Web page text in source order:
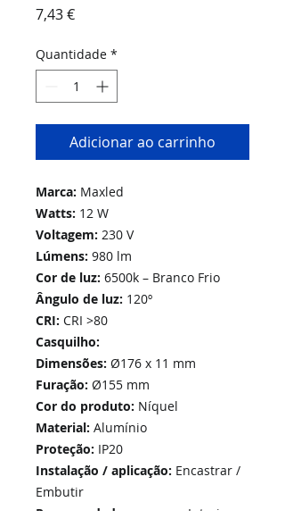
7,43 €Preço
Quantidade *
Adicionar ao carrinho
Marca: Maxled
Watts: 12 W
Voltagem: 230 V
Lúmens: 980 lm
Cor de luz: 6500k – Branco Frio
Ângulo de luz: 120º
CRI: CRI >80
Casquilho:
Dimensões: Ø176 x 11 mm
Furação: Ø155 mm
Cor do produto: Níquel
Material: Alumínio
Proteção: IP20
Instalação / aplicação: Encastrar /
Embutir
Recomendado para uso: Interior